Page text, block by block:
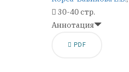
30-40 стр.
Аннотация
PDF